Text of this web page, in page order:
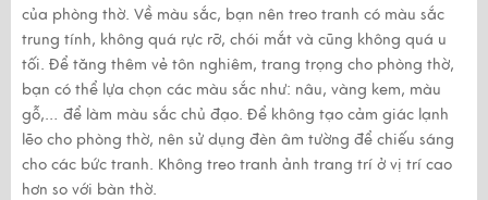
của phòng thờ. Về màu sắc, bạn nên treo tranh có màu sắc
trung tính, không quá rực rỡ, chói mắt và cũng không quá u
tối. Để tăng thêm vẻ tôn nghiêm, trang trọng cho phòng thờ,
bạn có thể lựa chọn các màu sắc như: nâu, vàng kem, màu
gỗ,… để làm màu sắc chủ đạo. Để không tạo cảm giác lạnh
lẽo cho phòng thờ, nên sử dụng đèn âm tường để chiếu sáng
cho các bức tranh. Không treo tranh ảnh trang trí ở vị trí cao
hơn so với bàn thờ.